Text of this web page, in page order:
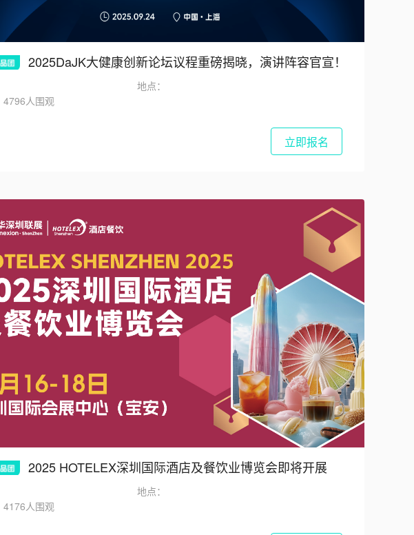
2025DaJK大健康创新论坛议程重磅揭晓，演讲阵容官宣！
地点：
4796人围观
立即报名
2025 HOTELEX深圳国际酒店及餐饮业博览会即将开展
地点：
4176人围观